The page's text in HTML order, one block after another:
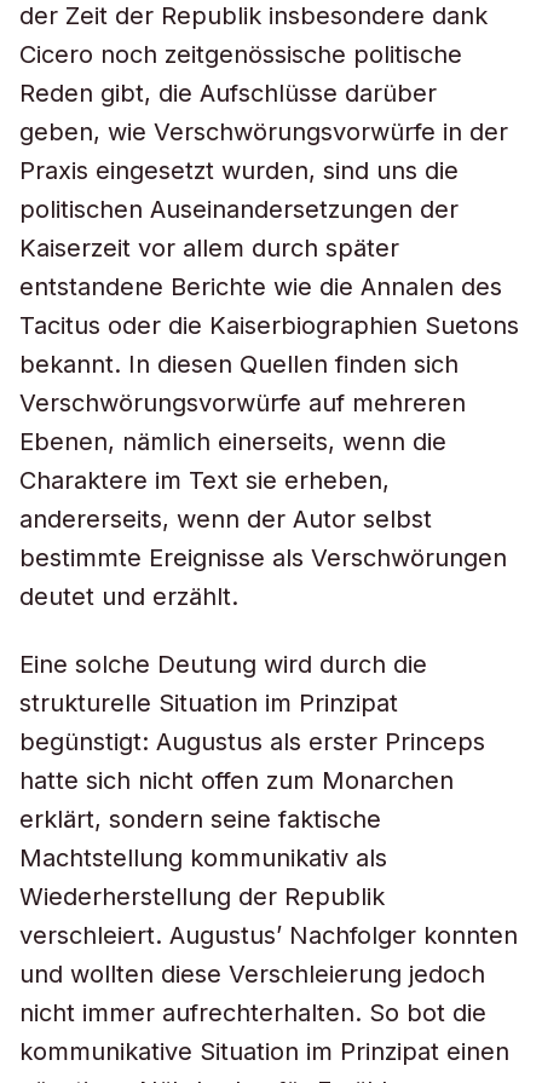
der Zeit der Republik insbesondere dank
Cicero noch zeitgenössische politische
Reden gibt, die Aufschlüsse darüber
geben, wie Verschwörungsvorwürfe in der
Praxis eingesetzt wurden, sind uns die
politischen Auseinandersetzungen der
Kaiserzeit vor allem durch später
entstandene Berichte wie die Annalen des
Tacitus oder die Kaiserbiographien Suetons
bekannt. In diesen Quellen finden sich
Verschwörungsvorwürfe auf mehreren
Ebenen, nämlich einerseits, wenn die
Charaktere im Text sie erheben,
andererseits, wenn der Autor selbst
bestimmte Ereignisse als Verschwörungen
deutet und erzählt.
Eine solche Deutung wird durch die
strukturelle Situation im Prinzipat
begünstigt: Augustus als erster Princeps
hatte sich nicht offen zum Monarchen
erklärt, sondern seine faktische
Machtstellung kommunikativ als
Wiederherstellung der Republik
verschleiert. Augustus’ Nachfolger konnten
und wollten diese Verschleierung jedoch
nicht immer aufrechterhalten. So bot die
kommunikative Situation im Prinzipat einen